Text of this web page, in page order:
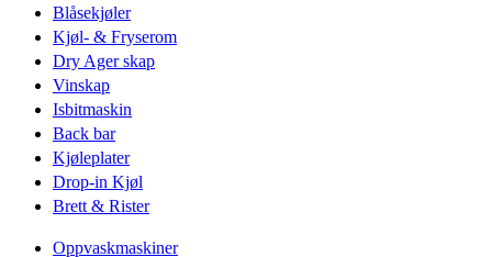
Blåsekjøler
Kjøl- & Fryserom
Dry Ager skap
Vinskap
Isbitmaskin
Back bar
Kjøleplater
Drop-in Kjøl
Brett & Rister
Oppvaskmaskiner